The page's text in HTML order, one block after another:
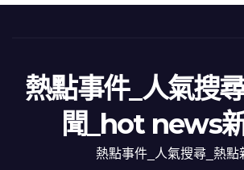
熱點事件_人氣搜
聞_hot news
熱點事件_人氣搜尋_熱點